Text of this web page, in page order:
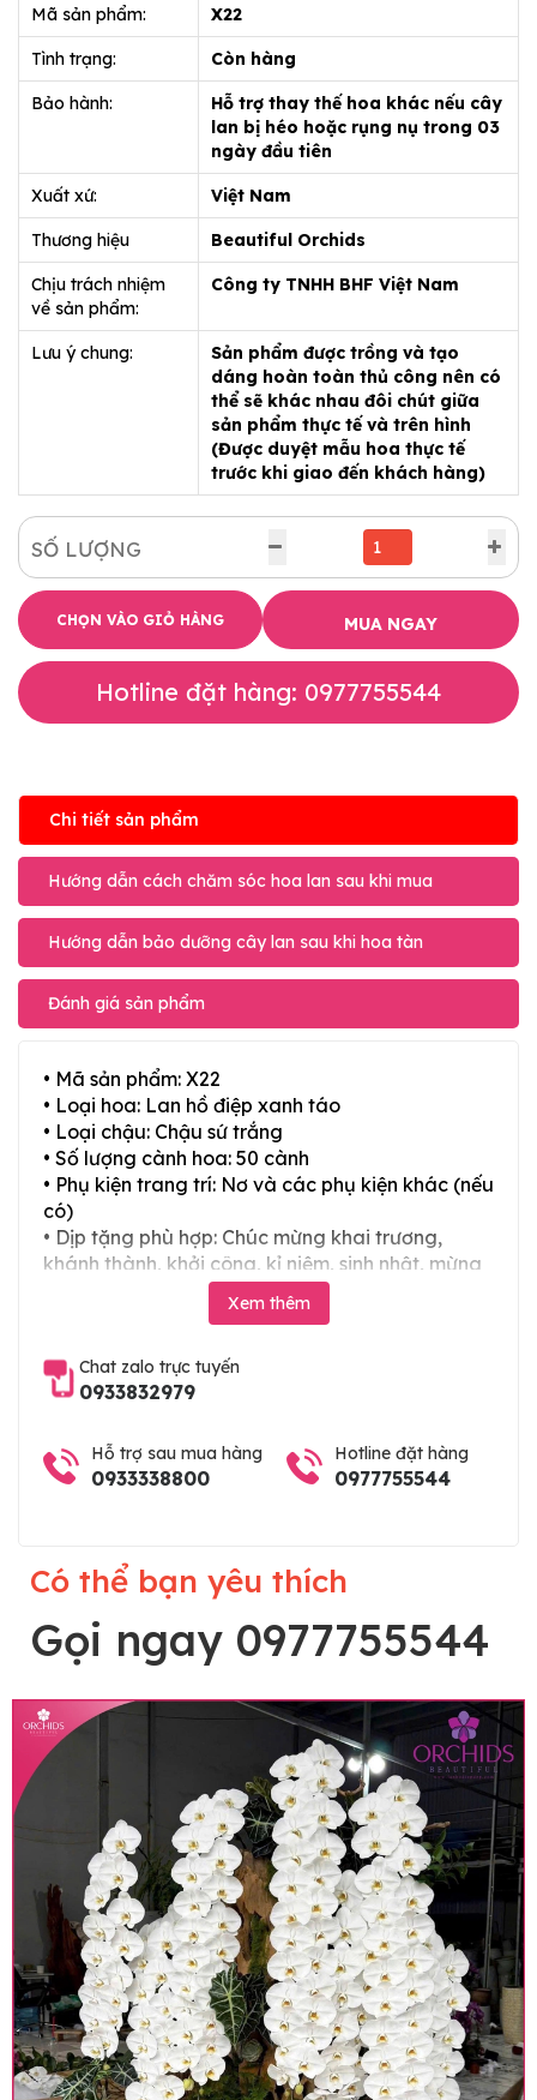
Mã sản phẩm: X22
Tình trạng: Còn hàng
Bảo hành:
Hỗ trợ thay thế hoa khác nếu cây
lan bị héo hoặc rụng nụ trong 03
ngày đầu tiên
Xuất xứ: Việt Nam
Thương hiệu Beautiful Orchids
Chịu trách nhiệm
về sản phẩm:
Công ty TNHH BHF Việt Nam
Lưu ý chung:
Sản phẩm được trồng và tạo
dáng hoàn toàn thủ công nên có
thể sẽ khác nhau đôi chút giữa
sản phẩm thực tế và trên hình
(Được duyệt mẫu hoa thực tế
trước khi giao đến khách hàng)
SỐ LƯỢNG
CHỌN VÀO GIỎ HÀNG MUA NGAY
Hotline đặt hàng: 0977755544
Chi tiết sản phẩm
Hướng dẫn cách chăm sóc hoa lan sau khi mua
Hướng dẫn bảo dưỡng cây lan sau khi hoa tàn
Đánh giá sản phẩm
• Mã sản phẩm: X22
• Loại hoa: Lan hồ điệp xanh táo
• Loại chậu: Chậu sứ trắng
• Số lượng cành hoa: 50 cành
• Phụ kiện trang trí: Nơ và các phụ kiện khác (nếu
có)
• Dịp tặng phù hợp: Chúc mừng khai trương,
khánh thành, khởi công, kỉ niệm, sinh nhật, mừng
thọ, mừng cưới, tân gia và các ngày lễ tết trong
Lưu ý trước khi đặt hàng
• Về cây hoa: Một chậu hoa lan hồ điệp đẹp và
hoàn chỉnh sẽ được phối ghép từ nhiều cây hoa
và tạo dáng hoàn toàn thủ công nên có thể sẽ
khác nhau đôi chút giữa sản phẩm thực tế và
Xem thêm
Chat zalo trực tuyến
0933832979
Hỗ trợ sau mua hàng
0933338800
Hotline đặt hàng
0977755544
Có thể bạn yêu thích
Gọi ngay 0977755544